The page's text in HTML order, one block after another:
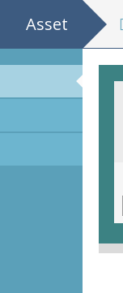
Asset